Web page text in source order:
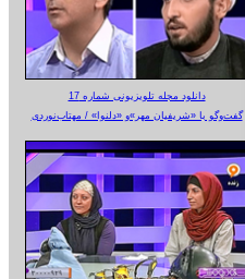
دانلود مجله تلویزیونی شماره 17
گفت‌وگو با «شریفیان مهر»‌و «دلنوا» / مهتاب‌نوردی